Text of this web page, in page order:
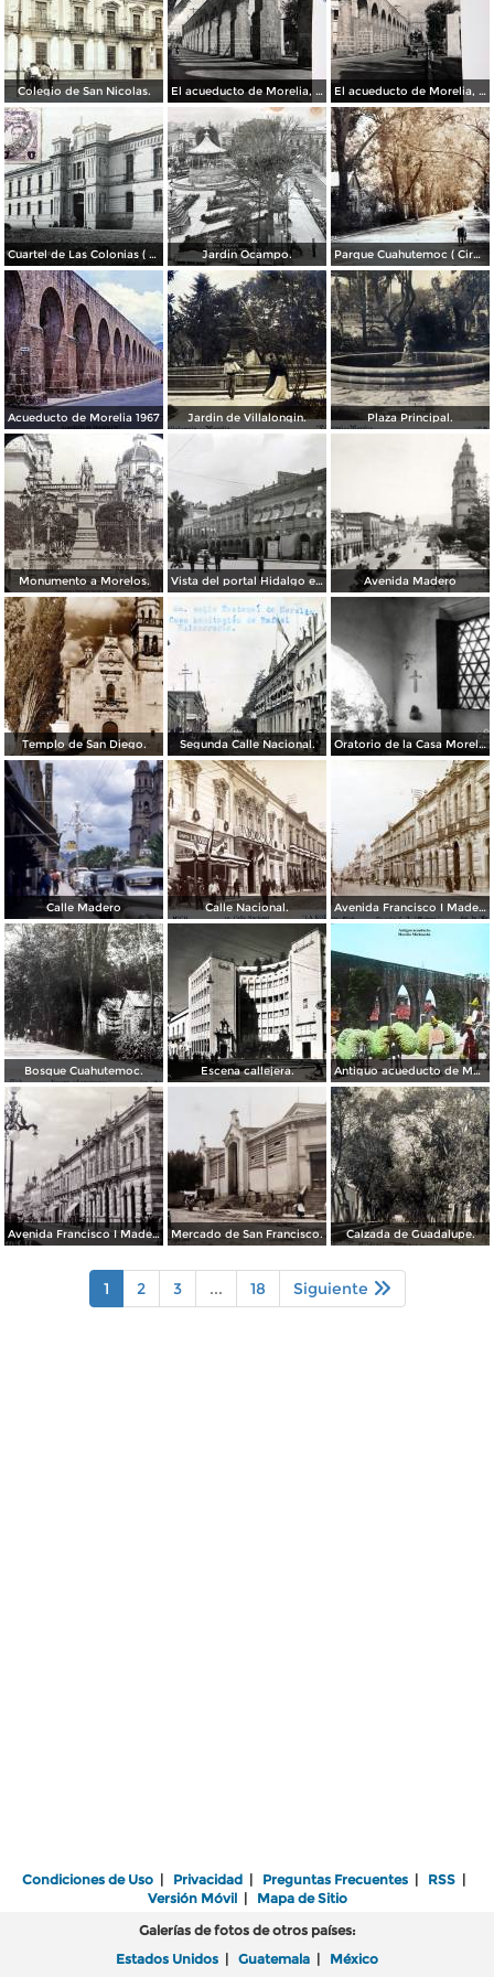
Colegio de San Nicolas. El acueducto de Morelia, Michoacán El acueducto de Morelia, Michoacán
Cuartel de Las Colonias ( Circulada el 1 de Abril de 1921 ). Jardin Ocampo. Parque Cuahutemoc ( Circulada el 24 de Junio de 1938 ).
Acueducto de Morelia 1967 Jardin de Villalongin. Plaza Principal.
Monumento a Morelos. Vista del portal Hidalgo en Morelia Michoacán ( Circulada el 6 de Abril de 1957 ). Avenida Madero
Templo de San Diego. Segunda Calle Nacional. Oratorio de la Casa Morelos
Calle Madero Calle Nacional. Avenida Francisco I Madero.
Bosque Cuahutemoc. Escena callejera. Antiguo acueducto de Morelia Michoacán.
Avenida Francisco I Madero. Mercado de San Francisco. Calzada de Guadalupe.
1 2 3 ... 18 Siguiente
Condiciones de Uso | Privacidad | Preguntas Frecuentes | RSS |
Versión Móvil| Mapa de Sitio
Galerías de fotos de otros países:
Estados Unidos | Guatemala | México